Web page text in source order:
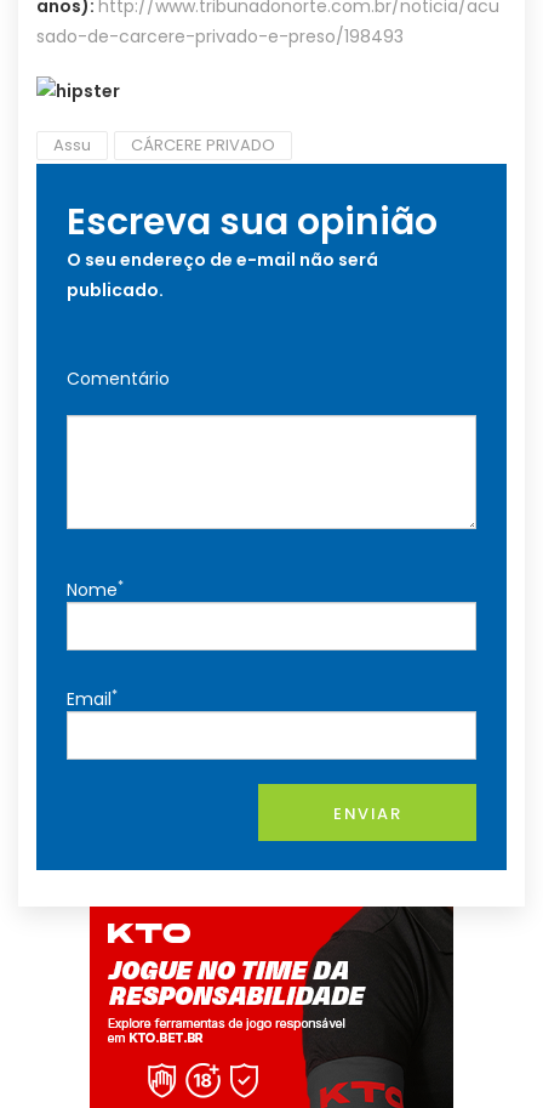
anos): http://www.tribunadonorte.com.br/noticia/acu
sado-de-carcere-privado-e-preso/198493
Assu CÁRCERE PRIVADO
Escreva sua opinião
O seu endereço de e-mail não será
publicado.
Comentário
Nome*
Email*
ENVIAR